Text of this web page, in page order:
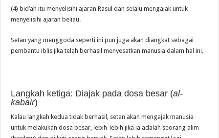
(4) bid’ah itu menyelisihi ajaran Rasul dan selalu mengajak untuk
menyelisihi ajaran beliau.
Setan yang menggoda seperti ini pun juga akan diangkat sebagai
pembantu iblis jika telah berhasil menyesatkan manusia dalam hal ini.
Langkah ketiga: Diajak pada dosa besar (al-
kabair)
Kalau langkah kedua tidak berhasil, setan akan mengajak manusia
untuk melakukan dosa besar, lebih-lebih jika ia adalah seorang alim